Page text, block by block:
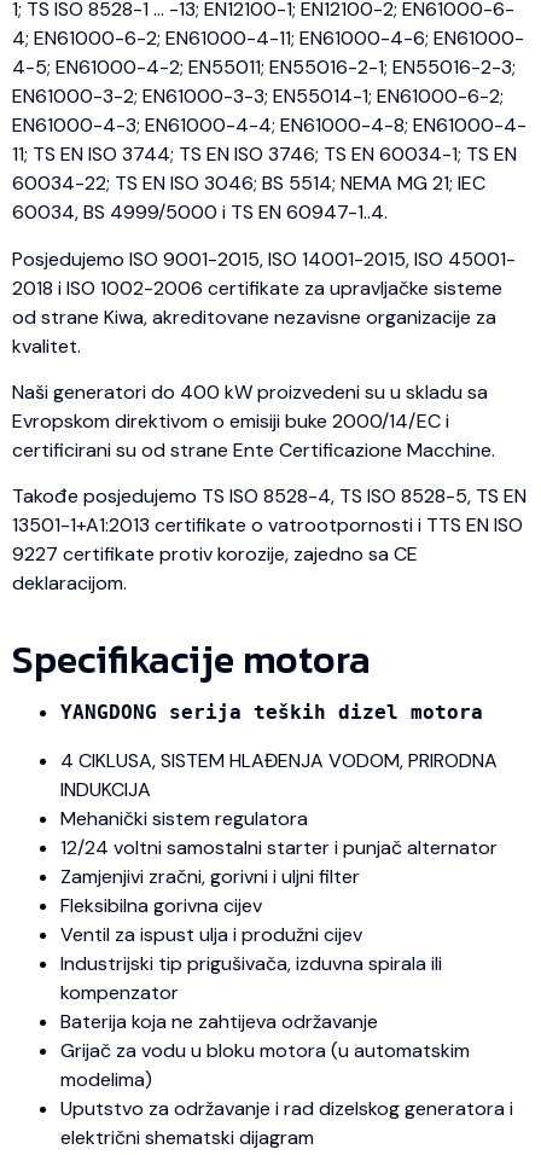
1; TS ISO 8528-1 … -13; EN12100-1; EN12100-2; EN61000-6-
4; EN61000-6-2; EN61000-4-11; EN61000-4-6; EN61000-
4-5; EN61000-4-2; EN55011; EN55016-2-1; EN55016-2-3;
EN61000-3-2; EN61000-3-3; EN55014-1; EN61000-6-2;
EN61000-4-3; EN61000-4-4; EN61000-4-8; EN61000-4-
11; TS EN ISO 3744; TS EN ISO 3746; TS EN 60034-1; TS EN
60034-22; TS EN ISO 3046; BS 5514; NEMA MG 21; IEC
60034, BS 4999/5000 i TS EN 60947-1..4.
Posjedujemo ISO 9001-2015, ISO 14001-2015, ISO 45001-
2018 i ISO 1002-2006 certifikate za upravljačke sisteme
od strane Kiwa, akreditovane nezavisne organizacije za
kvalitet.
Naši generatori do 400 kW proizvedeni su u skladu sa
Evropskom direktivom o emisiji buke 2000/14/EC i
certificirani su od strane Ente Certificazione Macchine.
Takođe posjedujemo TS ISO 8528-4, TS ISO 8528-5, TS EN
13501-1+A1:2013 certifikate o vatrootpornosti i TTS EN ISO
9227 certifikate protiv korozije, zajedno sa CE
deklaracijom.
Specifikacije motora
YANGDONG serija teških dizel motora
4 CIKLUSA, SISTEM HLAĐENJA VODOM, PRIRODNA
INDUKCIJA
Mehanički sistem regulatora
12/24 voltni samostalni starter i punjač alternator
Zamjenjivi zračni, gorivni i uljni filter
Fleksibilna gorivna cijev
Ventil za ispust ulja i produžni cijev
Industrijski tip prigušivača, izduvna spirala ili
kompenzator
Baterija koja ne zahtijeva održavanje
Grijač za vodu u bloku motora (u automatskim
modelima)
Uputstvo za održavanje i rad dizelskog generatora i
električni shematski dijagram